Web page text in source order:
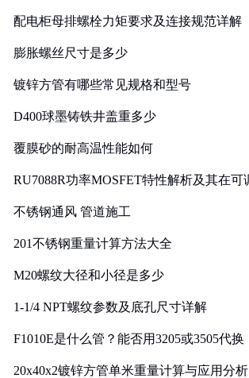
配电柜母排螺栓力矩要求及连接规范详解
膨胀螺丝尺寸是多少
镀锌方管有哪些常见规格和型号
D400球墨铸铁井盖重多少
覆膜砂的耐高温性能如何
RU7088R功率MOSFET特性解析及其在可
不锈钢通风 管道施工
201不锈钢重量计算方法大全
M20螺纹大径和小径是多少
1-1/4 NPT螺纹参数及底孔尺寸详解
F1010E是什么管？能否用3205或3505代换
20x40x2镀锌方管单米重量计算与应用分析